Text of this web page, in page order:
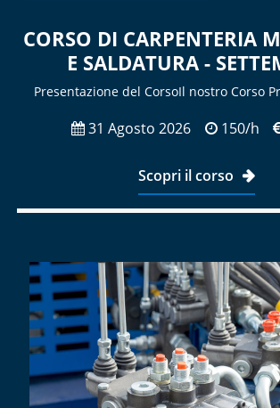
CORSO DI CARPENTERIA
E SALDATURA -
Presentazione del CorsoIl nostro Corso
31 Agosto 2026 150/h
Scopri il corso